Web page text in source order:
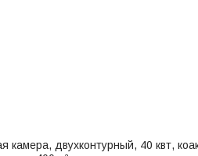
камера, двухконтурный, 40 квт,